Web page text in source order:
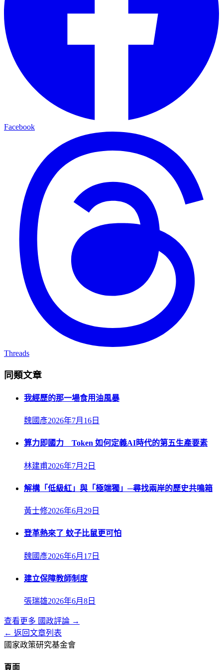
Facebook
Threads
同類文章
我經歷的那一場食用油風暴
魏國彥2026年7月16日
算力即國力 Token 如何定義AI時代的第五生產要素
林建甫2026年7月2日
解構「低級紅」與「極端獨」─尋找兩岸的歷史共鳴箱
黃士修2026年6月29日
登革熱來了 蚊子比鼠更可怕
魏國彥2026年6月17日
建立保障教師制度
張瑞雄2026年6月8日
查看更多 國政評論 →
← 返回文章列表
國家政策研究基金會
頁面